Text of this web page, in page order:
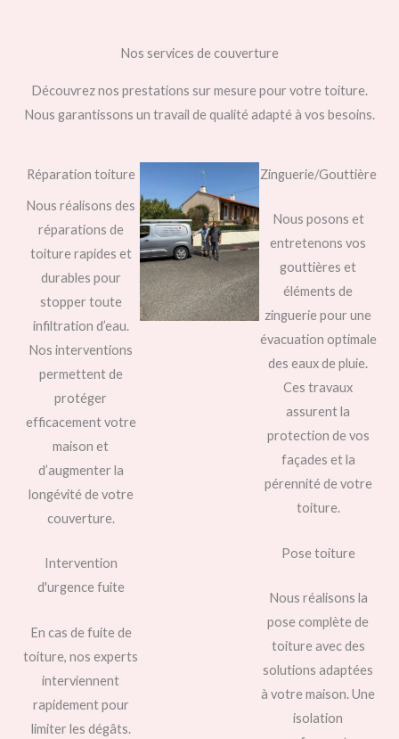
Nos services de couverture
Découvrez nos prestations sur mesure pour votre toiture.
Nous garantissons un travail de qualité adapté à vos besoins.
Réparation toiture
Nous réalisons des
réparations de
toiture rapides et
durables pour
stopper toute
infiltration d’eau.
Nos interventions
permettent de
protéger
efficacement votre
maison et
d’augmenter la
longévité de votre
couverture.
Intervention
d'urgence fuite
En cas de fuite de
toiture, nos experts
interviennent
rapidement pour
limiter les dégâts.
Zinguerie/Gouttière
Nous posons et
entretenons vos
gouttières et
éléments de
zinguerie pour une
évacuation optimale
des eaux de pluie.
Ces travaux
assurent la
protection de vos
façades et la
pérennité de votre
toiture.
Pose toiture
Nous réalisons la
pose complète de
toiture avec des
solutions adaptées
à votre maison. Une
isolation